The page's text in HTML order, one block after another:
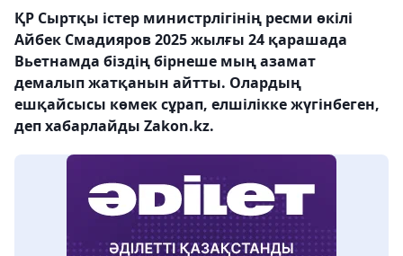
ҚР Сыртқы істер министрлігінің ресми өкілі
Айбек Смадияров 2025 жылғы 24 қарашада
Вьетнамда біздің бірнеше мың азамат
демалып жатқанын айтты. Олардың
ешқайсысы көмек сұрап, елшілікке жүгінбеген,
деп хабарлайды Zakon.kz.